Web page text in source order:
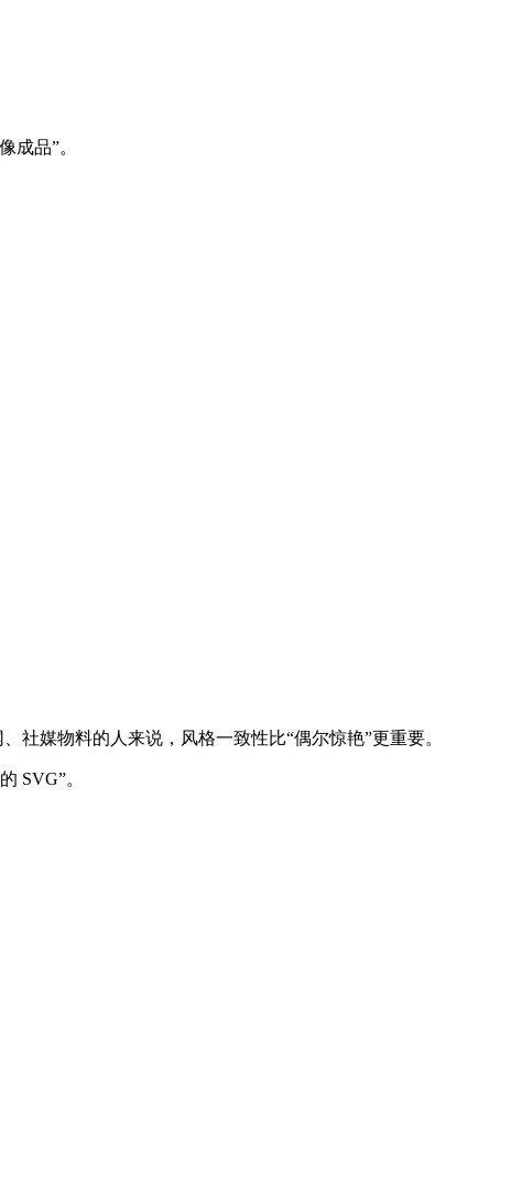
成品”。
社媒物料的人来说，风格一致性比“偶尔惊艳”更重要。
SVG”。